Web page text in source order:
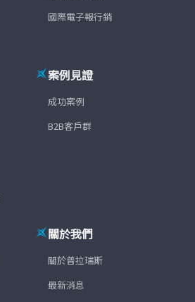
國際電子報行銷
案例見證
成功案例
B2B客戶群
關於我們
關於普拉瑞斯
最新消息